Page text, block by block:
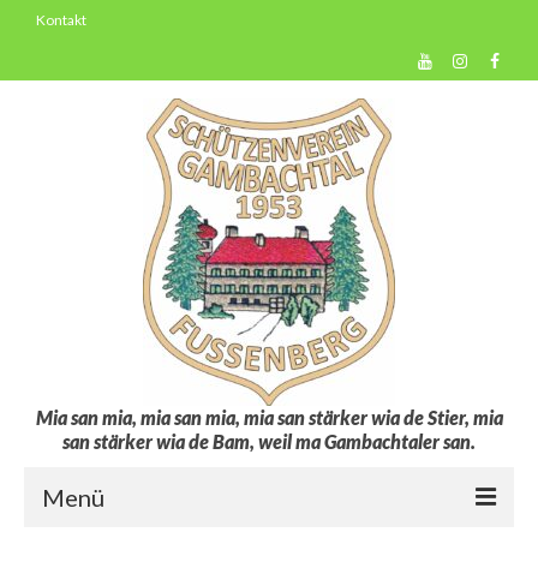
Kontakt
Mia san mia, mia san mia, mia san stärker wia de Stier, mia
san stärker wia de Bam, weil ma Gambachtaler san.
Menü